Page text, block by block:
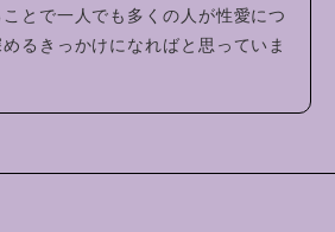
ことで一人でも多くの人が性愛につ
るきっかけになればと思っていま